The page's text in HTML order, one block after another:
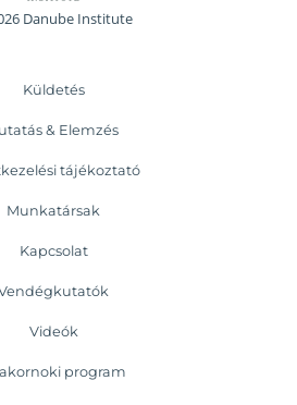
Danube Institute
Küldetés
& Elemzés
tájékoztató
Munkatársak
Kapcsolat
Videók
program